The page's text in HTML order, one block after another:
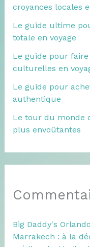
croyances locales
Le guide ultime
totale en voyage
Le guide pour
culturelles en
Le guide pour
authentique
Le tour du monde
plus envoûtantes
Big Daddy's Orlando
Marrakech : à la